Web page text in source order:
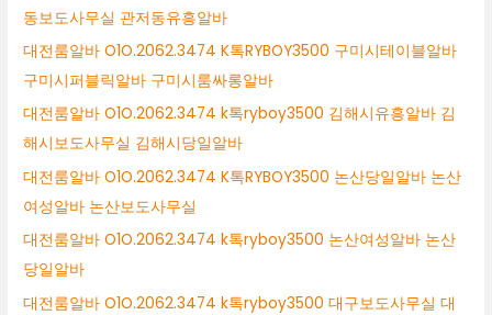
동보도사무실 관저동유흥알바
대전룸알바 O1O.2062.3474 K톡RYBOY3500 구미시테이블알바
구미시퍼블릭알바 구미시룸싸롱알바
대전룸알바 O1O.2062.3474 k톡ryboy3500 김해시유흥알바 김
해시보도사무실 김해시당일알바
대전룸알바 O1O.2062.3474 K톡RYBOY3500 논산당일알바 논산
여성알바 논산보도사무실
대전룸알바 O1O.2062.3474 k톡ryboy3500 논산여성알바 논산
당일알바
대전룸알바 O1O.2062.3474 k톡ryboy3500 대구보도사무실 대